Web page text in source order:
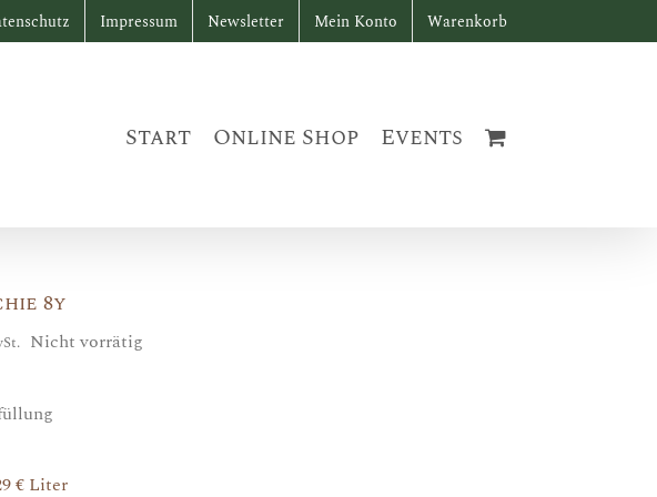
Impressum Newsletter Mein Konto Warenkorb
Start Online Shop Events
8y
Nicht vorrätig
€ Liter